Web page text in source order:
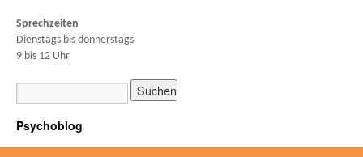
Sprechzeiten
Dienstags bis donnerstags
9 bis 12 Uhr
Psychoblog